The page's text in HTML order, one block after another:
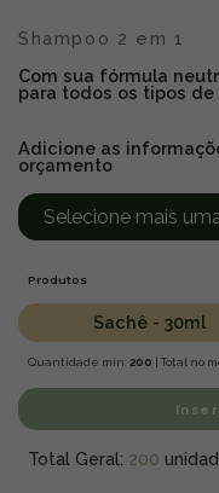
Shampoo 2 em 1
Com sua fórmula
para todos os tipos de
Adicione as
orçamento
Produtos
Sachê - 30ml
Quantidade mín: 200 | Total no
Total Geral: 200